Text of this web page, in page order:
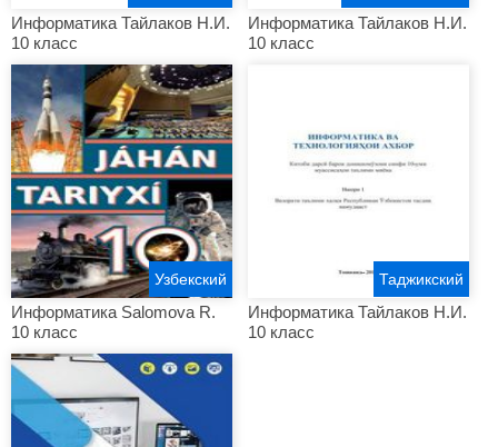
Информатика Тайлаков Н.И.
10 класс
Информатика Тайлаков Н.И.
10 класс
Информатика Salomova R.
10 класс
Узбекский
Информатика Тайлаков Н.И.
10 класс
Таджикский